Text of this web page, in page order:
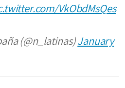
VkObdMsQes
(@n_latinas)January